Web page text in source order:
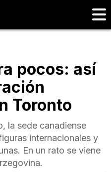
pocos: así
Toronto
la sede canadiense
internacionales y
En un rato se viene